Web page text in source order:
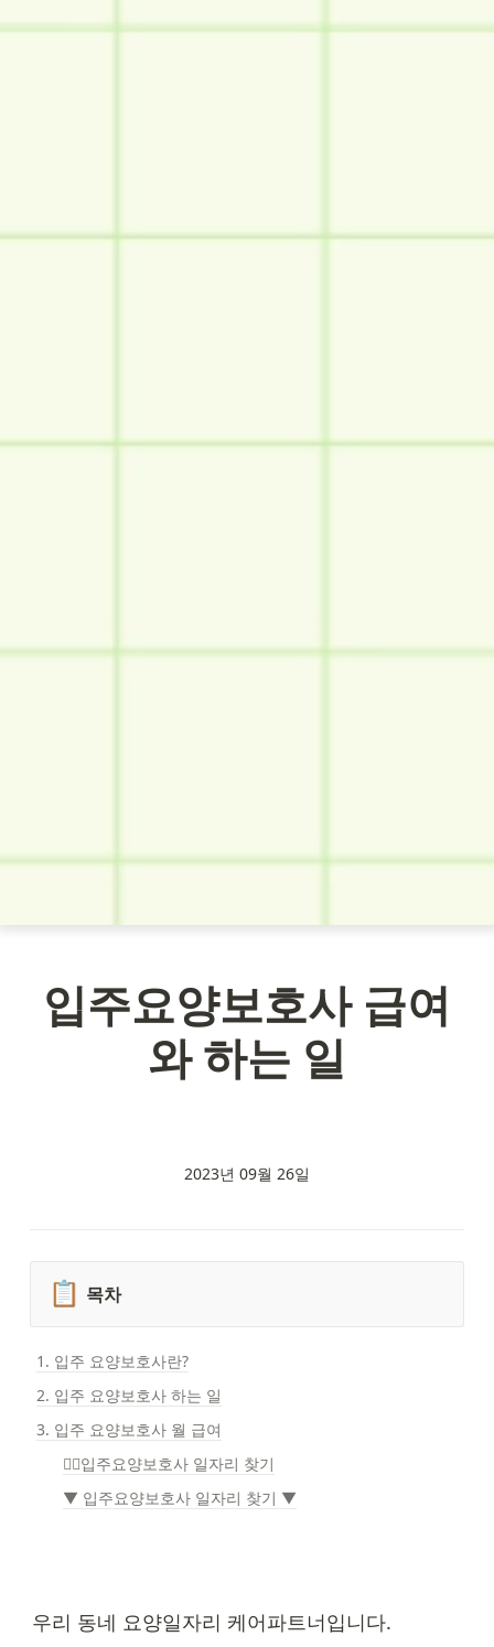
입주요양보호사 급여
와 하는 일
2023년 09월 26일
📋 목차
1. 입주 요양보호사란?
2. 입주 요양보호사 하는 일
3. 입주 요양보호사 월 급여
👇🏻입주요양보호사 일자리 찾기
▼ 입주요양보호사 일자리 찾기 ▼
우리 동네 요양일자리 케어파트너입니다.